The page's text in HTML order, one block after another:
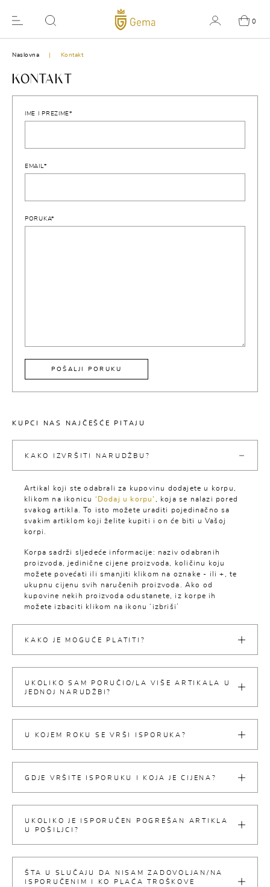
0
Naslovna Kontakt
KONTAKT
IME I PREZIME*
EMAIL*
PORUKA*
POŠALJI PORUKU
KUPCI NAS NAJČEŠĆE PITAJU
KAKO IZVRŠITI NARUDŽBU?
Artikal koji ste odabrali za kupovinu dodajete u korpu,
klikom na ikonicu ‘Dodaj u korpu’
, koja se nalazi pored
svakog artikla. To isto možete uraditi pojedinačno sa
svakim artiklom koji želite kupiti i on će biti u Vašoj
korpi.
Korpa sadrži sljedeće informacije: naziv odabranih
proizvoda, jedinične cijene proizvoda, količinu koju
možete povećati ili smanjiti klikom na oznake - ili +, te
ukupnu cijenu svih naručenih proizvoda. Ako od
kupovine nekih proizvoda odustanete, iz korpe ih
možete izbaciti klikom na ikonu ‘izbriši’
KAKO JE MOGUĆE PLATITI?
UKOLIKO SAM PORUČIO/LA VIŠE ARTIKALA U
JEDNOJ NARUDŽBI?
U KOJEM ROKU SE VRŠI ISPORUKA?
GDJE VRŠITE ISPORUKU I KOJA JE CIJENA?
UKOLIKO JE ISPORUČEN POGREŠAN ARTIKLA
U POŠILJCI?
ŠTA U SLUČAJU DA NISAM ZADOVOLJAN/NA
ISPORUČENIM I KO PLAĆA TROŠKOVE